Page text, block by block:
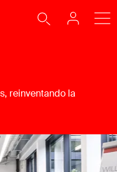
reinventando la